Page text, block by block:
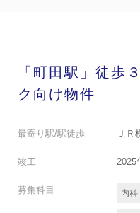
「町田駅」徒歩
ク向け物件
最寄り駅/駅徒歩 ＪＲ
竣工 2025
募集科目 内科